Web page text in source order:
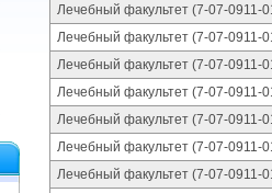
Лечебный факультет (7-07-0911-
Лечебный факультет (7-07-0911-
Лечебный факультет (7-07-0911-
Лечебный факультет (7-07-0911-
Лечебный факультет (7-07-0911-
Лечебный факультет (7-07-0911-
Лечебный факультет (7-07-0911-